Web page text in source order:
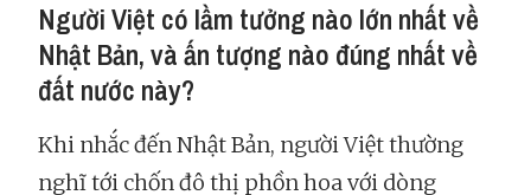
Người Việt có lầm tưởng nào lớn nhất về
Nhật Bản, và ấn tượng nào đúng nhất về
đất nước này?
Khi nhắc đến Nhật Bản, người Việt thường
nghĩ tới chốn đô thị phồn hoa với dòng